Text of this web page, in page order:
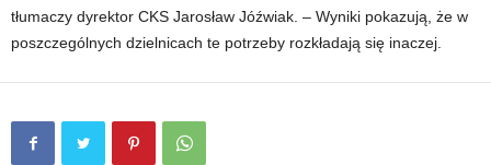
tłumaczy dyrektor CKS Jarosław Jóźwiak. – Wyniki pokazują, że w
poszczególnych dzielnicach te potrzeby rozkładają się inaczej.